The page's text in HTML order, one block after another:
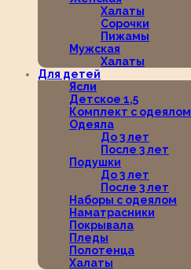
Халаты
Сорочки
Пижамы
Мужская
Халаты
Для детей
Ясли
Детское 1,5
Комплект с одеялом
Одеяла
До 3 лет
После 3 лет
Подушки
До 3 лет
После 3 лет
Наборы с одеялом
Наматрасники
Покрывала
Пледы
Полотенца
Халаты